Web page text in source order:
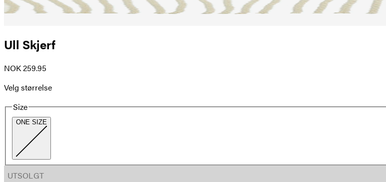
Ull Skjerf
NOK 259.95
Velg størrelse
Size
ONE SIZE
UTSOLGT